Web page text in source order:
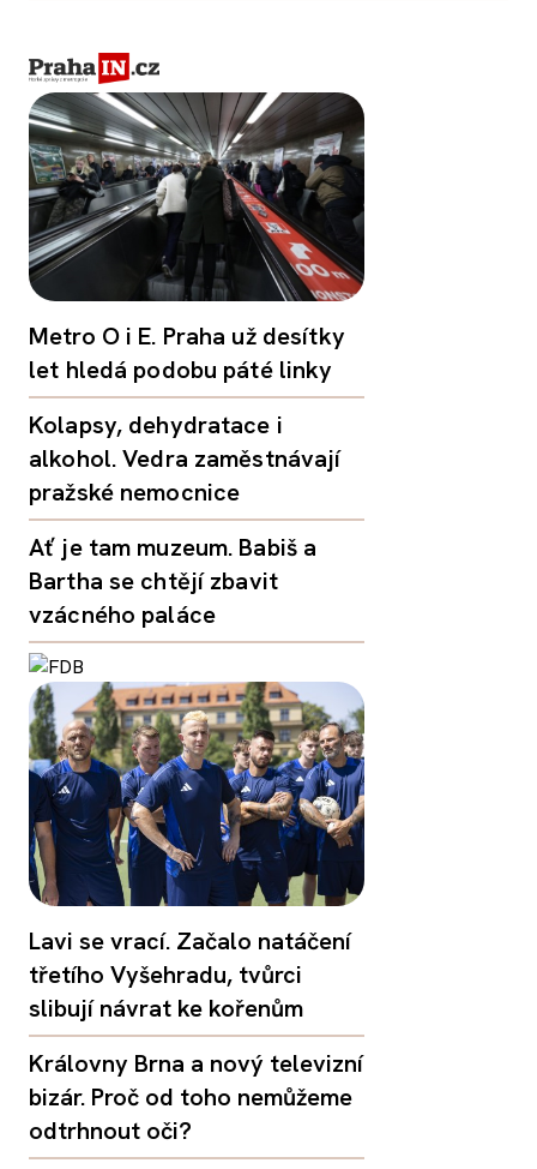
Metro O i E. Praha už desítky
let hledá podobu páté linky
Kolapsy, dehydratace i
alkohol. Vedra zaměstnávají
pražské nemocnice
Ať je tam muzeum. Babiš a
Bartha se chtějí zbavit
vzácného paláce
Lavi se vrací. Začalo natáčení
třetího Vyšehradu, tvůrci
slibují návrat ke kořenům
Královny Brna a nový televizní
bizár. Proč od toho nemůžeme
odtrhnout oči?